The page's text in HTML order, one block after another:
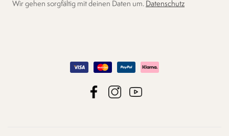
Wir gehen sorgfältig mit deinen Daten um. Datenschutz